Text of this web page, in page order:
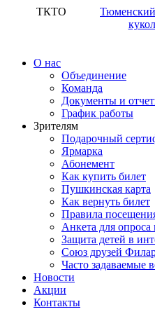
ТКТО
Тюменский
кукол
О нас
Объединение
Команда
Документы и
График работы
Зрителям
Подарочный
Ярмарка
Абонемент
Как купить билет
Пушкинская карта
Как вернуть билет
Правила
Анкета для опроса
Защита детей в
Союз друзей
Часто задаваемые
Новости
Акции
Контакты